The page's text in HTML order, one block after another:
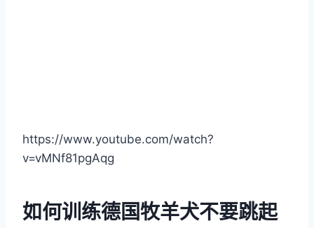
https://www.youtube.com/watch?
v=vMNf81pgAqg
如何训练德国牧羊犬不要跳起